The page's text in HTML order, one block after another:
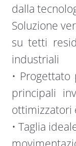
dalla
Soluzione
su tetti
industriali
•
principali
ottimizzatori
• Taglia